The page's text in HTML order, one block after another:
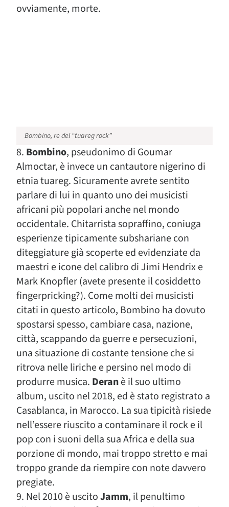
ovviamente, morte.
Bombino, re del “tuareg rock”
8. Bombino, pseudonimo di Goumar
Almoctar, è invece un cantautore nigerino di
etnia tuareg. Sicuramente avrete sentito
parlare di lui in quanto uno dei musicisti
africani più popolari anche nel mondo
occidentale. Chitarrista sopraffino, coniuga
esperienze tipicamente subshariane con
diteggiature già scoperte ed evidenziate da
maestri e icone del calibro di Jimi Hendrix e
Mark Knopfler (avete presente il cosiddetto
fingerpricking?). Come molti dei musicisti
citati in questo articolo, Bombino ha dovuto
spostarsi spesso, cambiare casa, nazione,
città, scappando da guerre e persecuzioni,
una situazione di costante tensione che si
ritrova nelle liriche e persino nel modo di
produrre musica. Deranè il suo ultimo
album, uscito nel 2018, ed è stato registrato a
Casablanca, in Marocco. La sua tipicità risiede
nell’essere riuscito a contaminare il rock e il
pop con i suoni della sua Africa e della sua
porzione di mondo, mai troppo stretto e mai
troppo grande da riempire con note davvero
pregiate.
9. Nel 2010 è uscitoJamm, il penultimo